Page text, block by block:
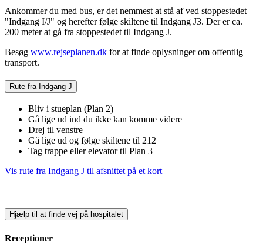
Ankommer du med bus, er det nemmest at stå af ved stoppestedet
"Indgang I/J" og herefter følge skiltene til Indgang J3. Der er ca.
200 meter at gå fra stoppestedet til Indgang J.
Besøg www.rejseplanen.dk for at finde oplysninger om offentlig
transport.
Rute fra Indgang J
Bliv i stueplan (Plan 2)
Gå lige ud ind du ikke kan komme videre
Drej til venstre
Gå lige ud og følge skiltene til 212
Tag trappe eller elevator til Plan 3
Vis rute fra Indgang J til afsnittet på et kort
Hjælp til at finde vej på hospitalet
Receptioner